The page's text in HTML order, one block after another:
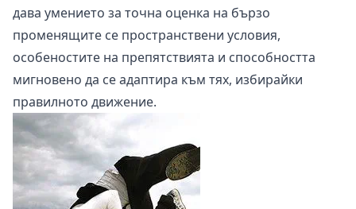
дава умението за точна оценка на бързо
променящите се пространствени условия,
особеностите на препятствията и способността
мигновено да се адаптира към тях, избирайки
правилното движение.